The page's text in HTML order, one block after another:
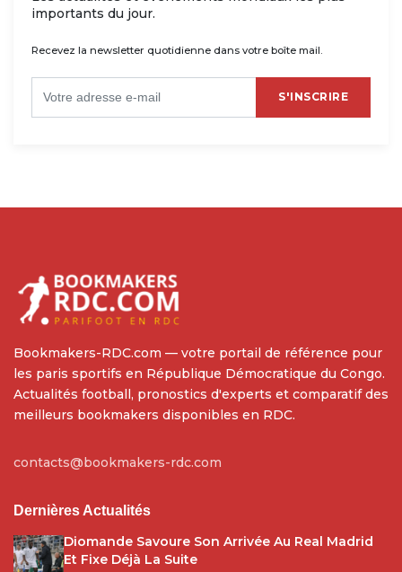
importants du jour.
Recevez la newsletter quotidienne dans votre boîte mail.
S'INSCRIRE
Bookmakers-RDC.com — votre portail de référence pour
les paris sportifs en République Démocratique du Congo.
Actualités football, pronostics d'experts et comparatif des
meilleurs bookmakers disponibles en RDC.
contacts@bookmakers-rdc.com
Dernières Actualités
Diomande Savoure Son Arrivée Au Real Madrid
Et Fixe Déjà La Suite